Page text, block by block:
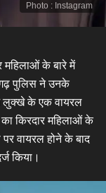
Photo : Instagram
महिलाओं के बारे में
पुलिस ने उनके
लुक्खे के एक वायरल
किरदार महिलाओं के
पर वायरल होने के बाद
किया।